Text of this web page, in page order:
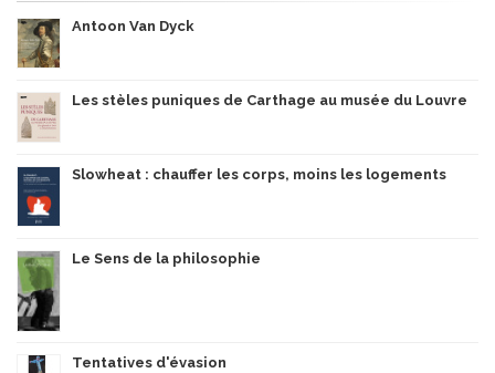
Antoon Van Dyck
Les stèles puniques de Carthage au musée du Louvre
Slowheat : chauffer les corps, moins les logements
Le Sens de la philosophie
Tentatives d'évasion